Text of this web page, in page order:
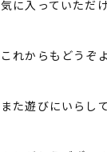
気に入っていただ
これからもどうぞ
また遊びにいらし